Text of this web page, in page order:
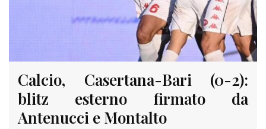
Calcio, Casertana-Bari (0-2):
blitz esterno firmato da
Antenucci e Montalto